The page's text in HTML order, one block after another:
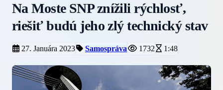
Na Moste SNP znížili rýchlosť,
riešiť budú jeho zlý technický stav
27. Januára 2023 Samospráva 1732 1:48